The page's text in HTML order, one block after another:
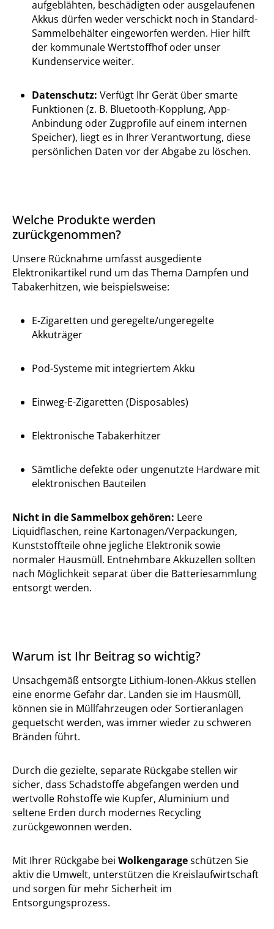
aufgeblähten, beschädigten oder ausgelaufenen
Akkus dürfen weder verschickt noch in Standard-
Sammelbehälter eingeworfen werden. Hier hilft
der kommunale Wertstoffhof oder unser
Kundenservice weiter.
Datenschutz: Verfügt Ihr Gerät über smarte
Funktionen (z. B. Bluetooth-Kopplung, App-
Anbindung oder Zugprofile auf einem internen
Speicher), liegt es in Ihrer Verantwortung, diese
persönlichen Daten vor der Abgabe zu löschen.
Welche Produkte werden
zurückgenommen?
Unsere Rücknahme umfasst ausgediente
Elektronikartikel rund um das Thema Dampfen und
Tabakerhitzen, wie beispielsweise:
E-Zigaretten und geregelte/ungeregelte
Akkuträger
Pod-Systeme mit integriertem Akku
Einweg-E-Zigaretten (Disposables)
Elektronische Tabakerhitzer
Sämtliche defekte oder ungenutzte Hardware mit
elektronischen Bauteilen
Nicht in die Sammelbox gehören: Leere
Liquidflaschen, reine Kartonagen/Verpackungen,
Kunststoffteile ohne jegliche Elektronik sowie
normaler Hausmüll. Entnehmbare Akkuzellen sollten
nach Möglichkeit separat über die Batteriesammlung
entsorgt werden.
Warum ist Ihr Beitrag so wichtig?
Unsachgemäß entsorgte Lithium-Ionen-Akkus stellen
eine enorme Gefahr dar. Landen sie im Hausmüll,
können sie in Müllfahrzeugen oder Sortieranlagen
gequetscht werden, was immer wieder zu schweren
Bränden führt.
Durch die gezielte, separate Rückgabe stellen wir
sicher, dass Schadstoffe abgefangen werden und
wertvolle Rohstoffe wie Kupfer, Aluminium und
seltene Erden durch modernes Recycling
zurückgewonnen werden.
Mit Ihrer Rückgabe bei Wolkengarageschützen Sie
aktiv die Umwelt, unterstützen die Kreislaufwirtschaft
und sorgen für mehr Sicherheit im
Entsorgungsprozess.